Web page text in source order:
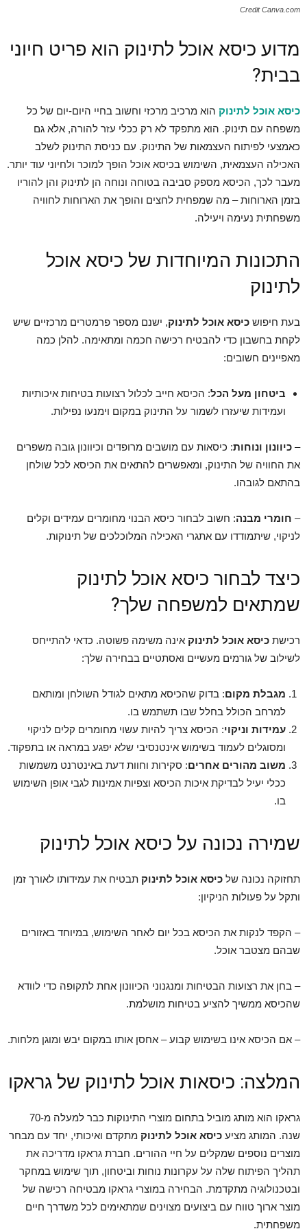
Credit Canva.com
מדוע כיסא אוכל לתינוק הוא פריט חיוני
בבית?
כיסא אוכל לתינוק הוא מרכיב מרכזי וחשוב בחיי היום-יום של כל
משפחה עם תינוק. הוא מתפקד לא רק ככלי עזר להורה, אלא גם
כאמצעי לפיתוח העצמאות של התינוק. עם כניסת התינוק לשלב
האכילה העצמאית, השימוש בכיסא אוכל הופך למוכר ולחיוני עוד יותר.
מעבר לכך, הכיסא מספק סביבה בטוחה ונוחה הן לתינוק והן להוריו
בזמן הארוחות – מה שמפחית לחצים והופך את הארוחות לחוויה
משפחתית נעימה ויעילה.
התכונות המיוחדות של כיסא אוכל
לתינוק
בעת חיפוש כיסא אוכל לתינוק, ישנם מספר פרמטרים מרכזיים שיש
לקחת בחשבון כדי להבטיח רכישה חכמה ומתאימה. להלן כמה
מאפיינים חשובים:
ביטחון מעל הכל: הכיסא חייב לכלול רצועות בטיחות איכותיות
ועמידות שיעזרו לשמור על התינוק במקום וימנעו נפילות.
– כיוונון ונוחות: כיסאות עם מושבים מרופדים וכיוונון גובה משפרים
את החוויה של התינוק, ומאפשרים להתאים את הכיסא לכל שולחן
בהתאם לגובהו.
– חומרי מבנה: חשוב לבחור כיסא הבנוי מחומרים עמידים וקלים
לניקוי, שיתמודדו עם אתגרי האכילה המלוכלכים של תינוקות.
כיצד לבחור כיסא אוכל לתינוק
שמתאים למשפחה שלך?
רכישת כיסא אוכל לתינוק אינה משימה פשוטה. כדאי להתייחס
לשילוב של גורמים מעשיים ואסתטיים בבחירה שלך:
מגבלת מקום: בדוק שהכיסא מתאים לגודל השולחן ומותאם
למרחב הכולל בחלל שבו תשתמש בו.
עמידות וניקוי: הכיסא צריך להיות עשוי מחומרים קלים לניקוי
ומסוגלים לעמוד בשימוש אינטנסיבי שלא יפגע במראה או בתפקוד.
משוב מהורים אחרים: סקירות וחוות דעת באינטרנט משמשות
ככלי יעיל לבדיקת איכות הכיסא וצפיות אמינות לגבי אופן השימוש
בו.
שמירה נכונה על כיסא אוכל לתינוק
תחזוקה נכונה של כיסא אוכל לתינוק תבטיח את עמידותו לאורך זמן
ותקל על פעולות הניקיון:
– הקפד לנקות את הכיסא בכל יום לאחר השימוש, במיוחד באזורים
שבהם מצטבר אוכל.
– בחן את רצועות הבטיחות ומנגנוני הכיוונון אחת לתקופה כדי לוודא
שהכיסא ממשיך להציע בטיחות מושלמת.
– אם הכיסא אינו בשימוש קבוע – אחסן אותו במקום יבש ומוגן מלחות.
המלצה: כיסאות אוכל לתינוק של גראקו
גראקו הוא מותג מוביל בתחום מוצרי התינוקות כבר למעלה מ-70
שנה. המותג מציע כיסא אוכל לתינוק מתקדם ואיכותי, יחד עם מבחר
מוצרים נוספים שמקלים על חיי ההורים. חברת גראקו מדריכה את
תהליך הפיתוח שלה על עקרונות נוחות וביטחון, תוך שימוש במחקר
ובטכנולוגיה מתקדמת. הבחירה במוצרי גראקו מבטיחה רכישה של
מוצר ארוך טווח עם ביצועים מצוינים שמתאימים לכל משדרך חיים
משפחתית.